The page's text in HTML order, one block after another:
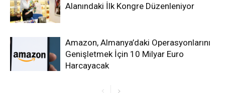
Alanındaki İlk Kongre Düzenleniyor
Amazon, Almanya’daki Operasyonlarını
Genişletmek İçin 10 Milyar Euro
Harcayacak